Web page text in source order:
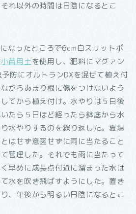
れ以外の時間は日陰になるとこ
なったところで6cm白スリットポ
小苗用土 を使用し、肥料にマグァン
防にオルトランDXを混ぜて植え付
がらあまり根に傷をつけないよう
てから植え付け。水やりは５日後
たら５日ほど経ったら鉢底から水
水やりするのを繰り返した。夏場
はせず意図せずに雨に当たること
管理した。それでも雨に当たって
早めに成長点付近に溜まった水は
水を吹き飛ばすようにした。置き
、午後から明るい日陰になるとこ